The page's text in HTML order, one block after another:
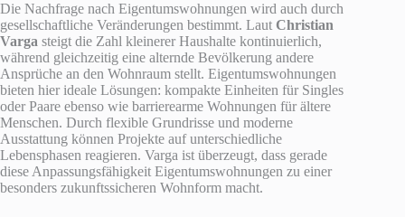
Die Nachfrage nach Eigentumswohnungen wird auch durch
gesellschaftliche Veränderungen bestimmt. Laut Christian
Varga steigt die Zahl kleinerer Haushalte kontinuierlich,
während gleichzeitig eine alternde Bevölkerung andere
Ansprüche an den Wohnraum stellt. Eigentumswohnungen
bieten hier ideale Lösungen: kompakte Einheiten für Singles
oder Paare ebenso wie barrierearme Wohnungen für ältere
Menschen. Durch flexible Grundrisse und moderne
Ausstattung können Projekte auf unterschiedliche
Lebensphasen reagieren. Varga ist überzeugt, dass gerade
diese Anpassungsfähigkeit Eigentumswohnungen zu einer
besonders zukunftssicheren Wohnform macht.